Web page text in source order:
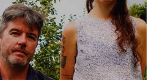
ACTIONS CULTURELLES
LE GRAND LOGIS